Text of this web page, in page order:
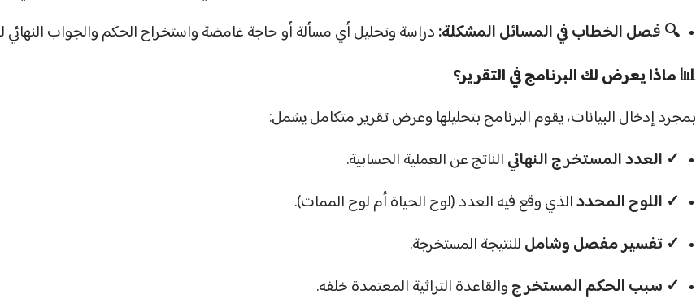
🔍 فصل الخطاب في المسائل المشكلة:دراسة وتحليل أي مسألة أو حاجة غامضة واستخراج الحكم والجواب النهائي
📊 ماذا يعرض لك البرنامج في التقرير؟
بمجرد إدخال البيانات، يقوم البرنامج بتحليلها وعرض تقرير متكامل يشمل:
✓ العدد المستخرج النهائيالناتج عن العملية الحسابية.
✓ اللوح المحددالذي وقع فيه العدد (لوح الحياة أم لوح الممات).
✓ تفسير مفصل وشاملللنتيجة المستخرجة.
✓ سبب الحكم المستخرجوالقاعدة التراثية المعتمدة خلفه.